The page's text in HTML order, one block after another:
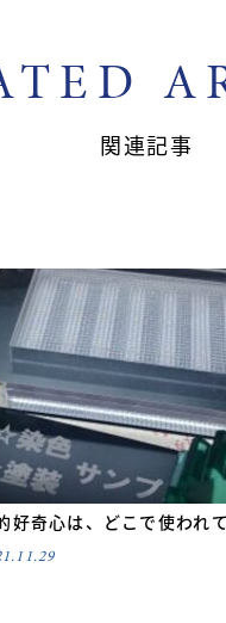
関連記事
好奇心は、どこで使われ